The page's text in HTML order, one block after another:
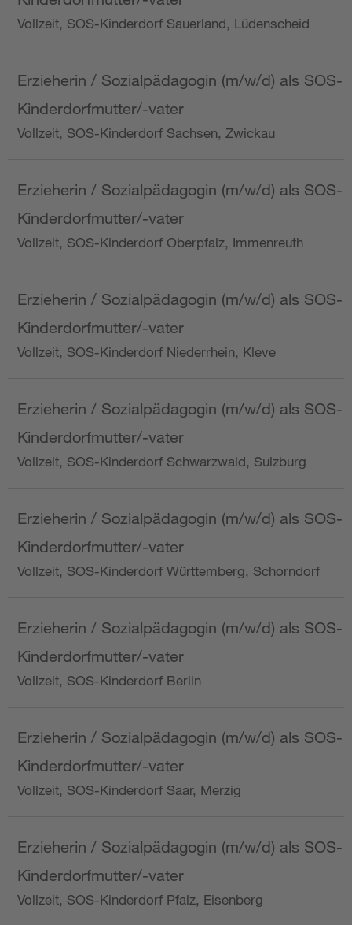
Vollzeit, SOS-Kinderdorf Sauerland, Lüdenscheid
Erzieherin / Sozialpädagogin (m/w/d) als SOS-
Kinderdorfmutter/-vater
Vollzeit, SOS-Kinderdorf Sachsen, Zwickau
Erzieherin / Sozialpädagogin (m/w/d) als SOS-
Kinderdorfmutter/-vater
Vollzeit, SOS-Kinderdorf Oberpfalz, Immenreuth
Erzieherin / Sozialpädagogin (m/w/d) als SOS-
Kinderdorfmutter/-vater
Vollzeit, SOS-Kinderdorf Niederrhein, Kleve
Erzieherin / Sozialpädagogin (m/w/d) als SOS-
Kinderdorfmutter/-vater
Vollzeit, SOS-Kinderdorf Schwarzwald, Sulzburg
Erzieherin / Sozialpädagogin (m/w/d) als SOS-
Kinderdorfmutter/-vater
Vollzeit, SOS-Kinderdorf Württemberg, Schorndorf
Erzieherin / Sozialpädagogin (m/w/d) als SOS-
Kinderdorfmutter/-vater
Vollzeit, SOS-Kinderdorf Berlin
Erzieherin / Sozialpädagogin (m/w/d) als SOS-
Kinderdorfmutter/-vater
Vollzeit, SOS-Kinderdorf Saar, Merzig
Erzieherin / Sozialpädagogin (m/w/d) als SOS-
Kinderdorfmutter/-vater
Vollzeit, SOS-Kinderdorf Pfalz, Eisenberg